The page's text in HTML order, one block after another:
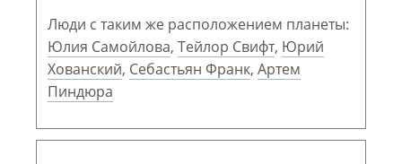
Люди с таким же расположением планеты:
Юлия Самойлова, Тейлор Свифт, Юрий
Хованский, Себастьян Франк, Артем
Пиндюра